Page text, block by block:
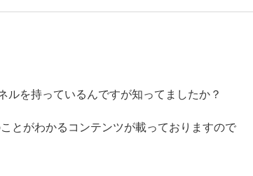
ルを持っているんですが知ってましたか？
とがわかるコンテンツが載っておりますので